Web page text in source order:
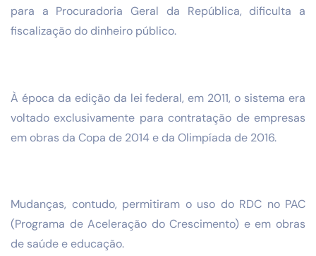
para a Procuradoria Geral da República, dificulta a
fiscalização do dinheiro público.
À época da edição da lei federal, em 2011, o sistema era
voltado exclusivamente para contratação de empresas
em obras da Copa de 2014 e da Olimpíada de 2016.
Mudanças, contudo, permitiram o uso do RDC no PAC
(Programa de Aceleração do Crescimento) e em obras
de saúde e educação.